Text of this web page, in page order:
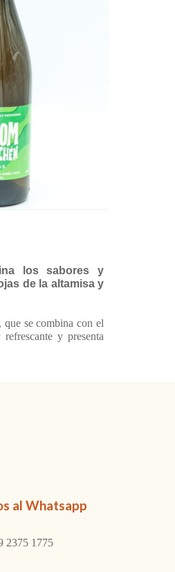
los sabores y
de la altamisa y
se combina con el
y presenta
alWhatsapp
2375 1775